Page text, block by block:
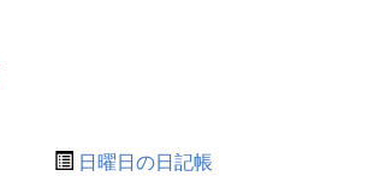
日曜日の日記帳